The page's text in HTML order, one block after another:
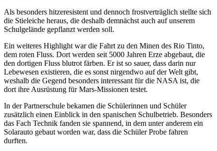
Als besonders hitzeresistent und dennoch frostverträglich stellte sich
die Stieleiche heraus, die deshalb demnächst auch auf unserem
Schulgelände gepflanzt werden soll.
Ein weiteres Highlight war die Fahrt zu den Minen des Rio Tinto,
dem roten Fluss. Dort werden seit 5000 Jahren Erze abgebaut, die
den dortigen Fluss blutrot färben. Er ist so sauer, dass darin nur
Lebewesen existieren, die es sonst nirgendwo auf der Welt gibt,
weshalb die Gegend besonders interessant für die NASA ist, die
dort ihre Ausrüstung für Mars-Missionen testet.
In der Partnerschule bekamen die Schülerinnen und Schüler
zusätzlich einen Einblick in den spanischen Schulbetrieb. Besonders
das Fach Technik fanden sie spannend, in dem unter anderem ein
Solarauto gebaut worden war, dass die Schüler Probe fahren
durften.